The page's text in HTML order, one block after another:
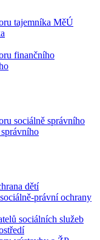
tajemníka MěÚ
finančního
sociálně správního
dětí
právní ochrany
sociálních služeb